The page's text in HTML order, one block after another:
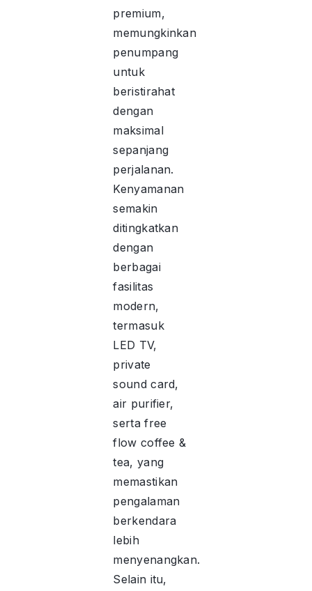
premium,
memungkinkan
penumpang
untuk
beristirahat
dengan
maksimal
sepanjang
perjalanan.
Kenyamanan
semakin
ditingkatkan
dengan
berbagai
fasilitas
modern,
termasuk
LED TV,
private
sound card,
air purifier,
serta free
flow coffee &
tea, yang
memastikan
pengalaman
berkendara
lebih
menyenangkan.
Selain itu,